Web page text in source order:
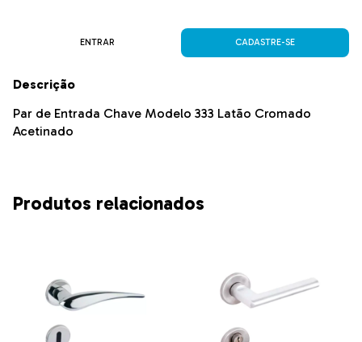
ENTRAR CADASTRE-SE
Descrição
Par de Entrada Chave Modelo 333 Latão Cromado
Acetinado
Produtos relacionados